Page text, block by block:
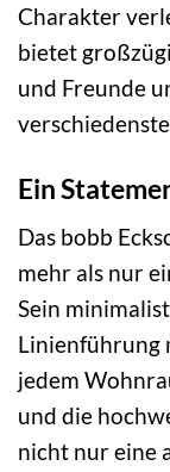
Charakter
bietet
und Freunde
Ein
Das bobb
mehr als nur
Sein
Linienführung
jedem
und die
nicht nur eine